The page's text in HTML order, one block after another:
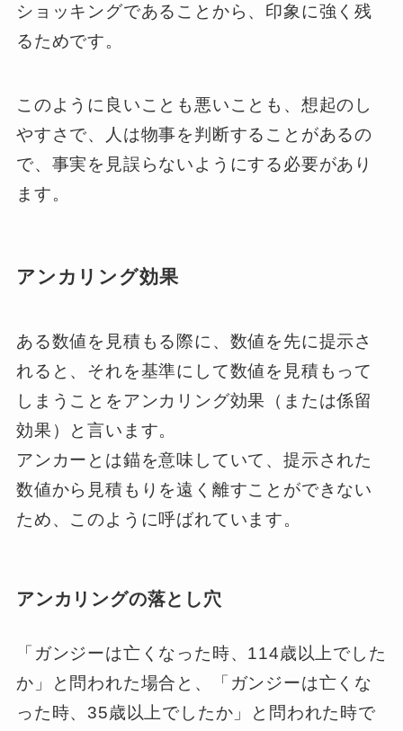
ショッキングであることから、印象に強く残
るためです。
このように良いことも悪いことも、想起のし
やすさで、人は物事を判断することがあるの
で、事実を見誤らないようにする必要があり
ます。
アンカリング効果
ある数値を見積もる際に、数値を先に提示さ
れると、それを基準にして数値を見積もって
しまうことをアンカリング効果（または係留
効果）と言います。
アンカーとは錨を意味していて、提示された
数値から見積もりを遠く離すことができない
ため、このように呼ばれています。
アンカリングの落とし穴
「ガンジーは亡くなった時、114歳以上でした
か」と問われた場合と、「ガンジーは亡くな
った時、35歳以上でしたか」と問われた時で